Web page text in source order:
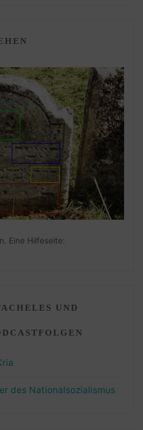
Eine Hilfeseite:
UND
des Nationalsozialismus